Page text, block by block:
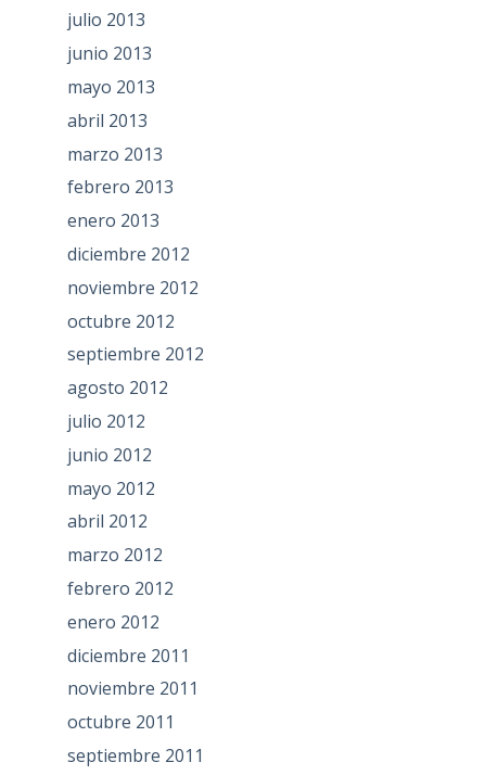
julio 2013
junio 2013
mayo 2013
abril 2013
marzo 2013
febrero 2013
enero 2013
diciembre 2012
noviembre 2012
octubre 2012
septiembre 2012
agosto 2012
julio 2012
junio 2012
mayo 2012
abril 2012
marzo 2012
febrero 2012
enero 2012
diciembre 2011
noviembre 2011
octubre 2011
septiembre 2011